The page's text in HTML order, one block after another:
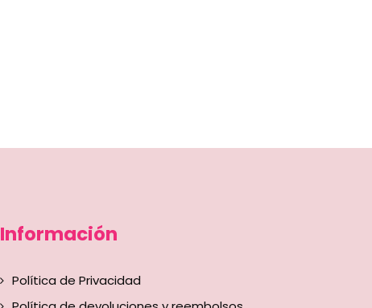
Información
Política de Privacidad